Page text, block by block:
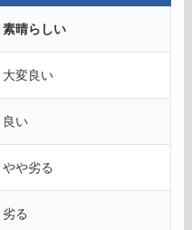
素晴らしい
大変良い
良い
やや劣る
劣る